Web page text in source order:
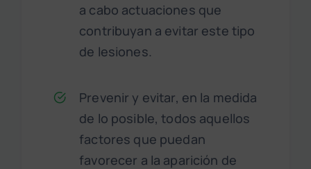
a cabo actuaciones que
contribuyan a evitar este tipo
de lesiones.
Prevenir y evitar, en la medida
de lo posible, todos aquellos
factores que puedan
favorecer a la aparición de